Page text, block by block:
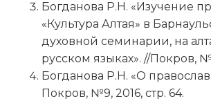
Богданова Р.Н. «Изучение
«Культура Алтая» в
духовной семинарии, на
русском языках». //Покров,
Богданова Р.Н. «О
Покров, №9, 2016, стр. 64.